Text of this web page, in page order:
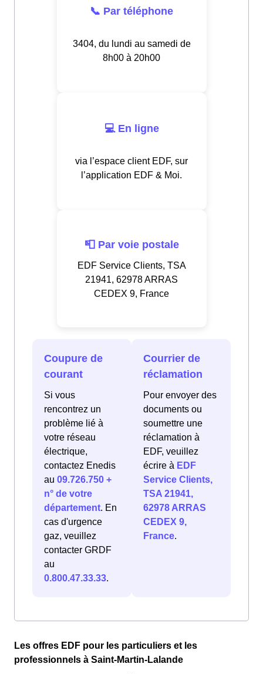
📞 Par téléphone
3404, du lundi au samedi de
8h00 à 20h00
💻 En ligne
via l’espace client EDF, sur
l’application EDF & Moi.
📮 Par voie postale
EDF Service Clients, TSA
21941, 62978 ARRAS
CEDEX 9, France
Coupure de
courant
Si vous
rencontrez un
problème lié à
votre réseau
électrique,
contactez Enedis
au 09.726.750 +
n° de votre
département. En
cas d'urgence
gaz, veuillez
contacter GRDF
au
0.800.47.33.33.
Courrier de
réclamation
Pour envoyer des
documents ou
soumettre une
réclamation à
EDF, veuillez
écrire à EDF
Service Clients,
TSA 21941,
62978 ARRAS
CEDEX 9,
France.
Les offres EDF pour les particuliers et les
professionnels à Saint-Martin-Lalande